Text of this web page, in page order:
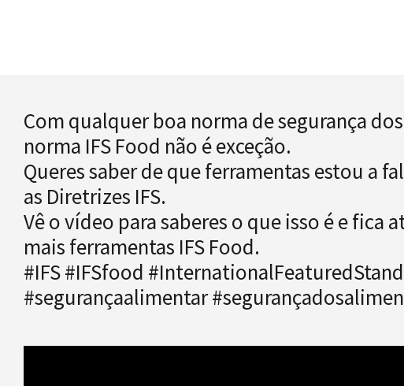
Com qualquer boa norma de segurança
norma IFS Food não é exceção.
Queres saber de que ferramentas estou a
as Diretrizes IFS.
Vê o vídeo para saberes o que isso é e fica
mais ferramentas IFS Food.
#IFS #IFSfood
#segurançaalimentar